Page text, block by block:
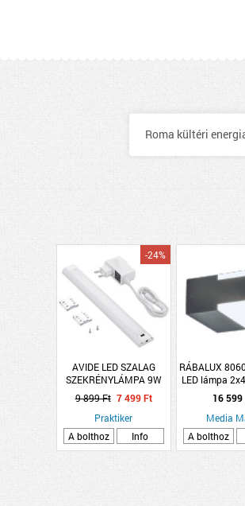
Roma kültéri
AVIDE LED SZALAG
SZEKRÉNYLÁMPA 9W
4000K IP44 SMD2835
SZENZORRAL 60CM
-24%
9 899 Ft 7 499 Ft
Praktiker
A bolthoz
Info
RÁBALUX
LED lámpa
antracit
16 599
Media
A bolthoz